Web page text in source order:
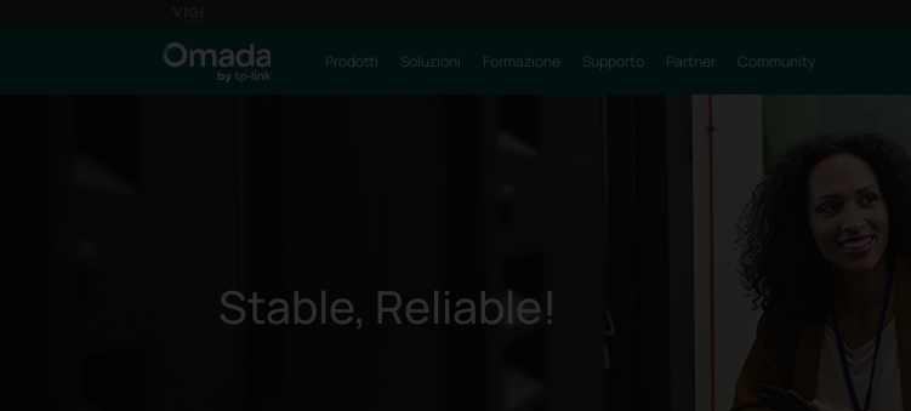
Prodotti Soluzioni Formazione Supporto Partner Community
Stable, Reliable!